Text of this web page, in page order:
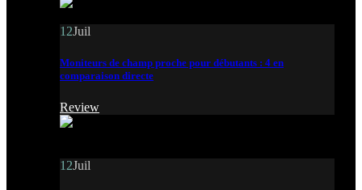
12Juil
Moniteurs de champ proche pour débutants : 4 en
comparaison directe
Review
12Juil